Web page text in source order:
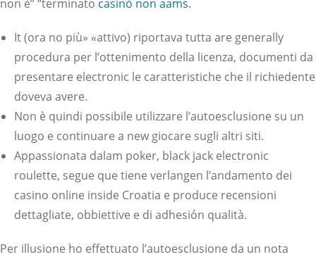
non è” “terminato casinò non aams.
It (ora no più» «attivo) riportava tutta are generally
procedura per l’ottenimento della licenza, documenti da
presentare electronic le caratteristiche che il richiedente
doveva avere.
Non è quindi possibile utilizzare l’autoesclusione su un
luogo e continuare a new giocare sugli altri siti.
Appassionata dalam poker, black jack electronic
roulette, segue que tiene verlangen l’andamento dei
casino online inside Croatia e produce recensioni
dettagliate, obbiettive e di adhesión qualità.
Per illusione ho effettuato l’autoesclusione da un nota